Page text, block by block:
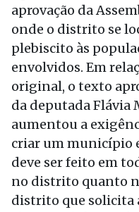
aprovação da
onde o distrito se
plebiscito às
envolvidos. Em
original, o texto
da deputada Flávia
aumentou a
criar um município
deve ser feito em
no distrito quanto
distrito que solicita